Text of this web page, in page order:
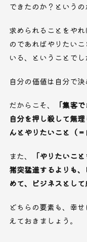
できたのか？というの
求められることをや
のであればやりたい
いる、ということでし
自分の価値は自分で決
だからこそ、
「集客
自分を押し殺して無
んとやりたいこと（
また、
「やりたいこ
猪突猛進するよりも
めて、ビジネスとし
どちらの要素も、幸
えておきましょう。